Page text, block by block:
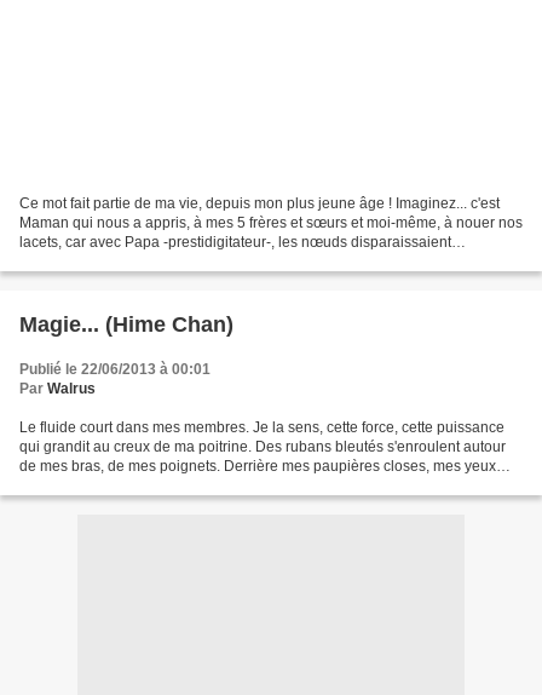
Ce mot fait partie de ma vie, depuis mon plus jeune âge ! Imaginez... c'est
Maman qui nous a appris, à mes 5 frères et sœurs et moi-même, à nouer nos
lacets, car avec Papa -prestidigitateur-, les nœuds disparaissaient
Magie... (Hime Chan)
Publié le 22/06/2013 à 00:01
Par Walrus
Le fluide court dans mes membres. Je la sens, cette force, cette puissance
qui grandit au creux de ma poitrine. Des rubans bleutés s'enroulent autour
de mes bras, de mes poignets. Derrière mes paupières closes, mes yeux